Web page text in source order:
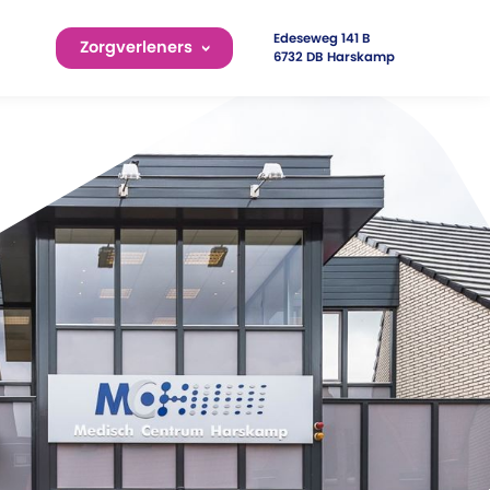
Zorgverleners
Edeseweg 141 B
6732 DB Harskamp